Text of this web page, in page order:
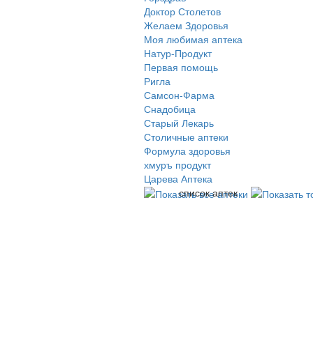
Доктор Столетов
Желаем Здоровья
Моя любимая аптека
Натур-Продукт
Первая помощь
Ригла
Самсон-Фарма
Снадобица
Старый Лекарь
Столичные аптеки
Формула здоровья
хмуръ продукт
Царева Аптека
список аптек